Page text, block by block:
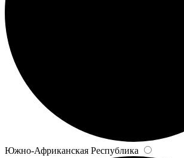
Южно-Африканская Республика